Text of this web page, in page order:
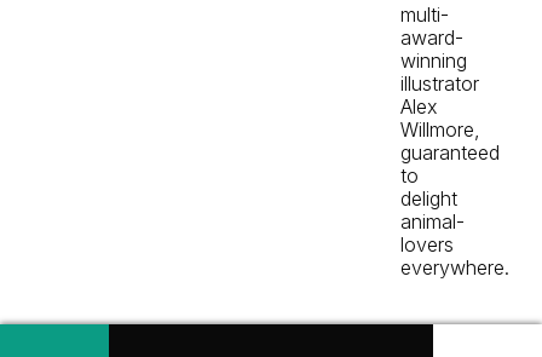
multi-
award-
winning
illustrator
Alex
Willmore,
guaranteed
to
delight
animal-
lovers
everywhere.